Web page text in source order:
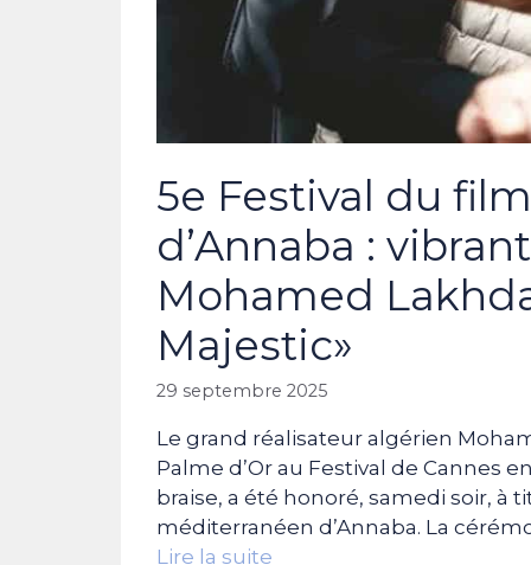
5e Festival du
d’Annaba :
Mohamed
Majestic»
29 septembre 2025
Le grand réalisateur algérien
Palme d’Or au Festival de Cannes
braise, a été honoré, samedi soir, à
méditerranéen d’Annaba. La
Lire la suite